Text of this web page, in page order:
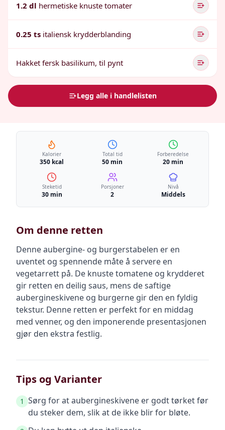
1.2 dl hermetiske knuste tomater
0.25 ts italiensk krydderblanding
Hakket fersk basilikum, til pynt
Legg alle i handlelisten
Kalorier
350 kcal
Total tid
50 min
Forberedelse
20 min
Steketid
30 min
Porsjoner
2
Nivå
Middels
Om denne retten
Denne aubergine- og burgerstabelen er en
uventet og spennende måte å servere en
vegetarrett på. De knuste tomatene og krydderet
gir retten en deilig saus, mens de saftige
aubergineskivene og burgerne gir den en fyldig
tekstur. Denne retten er perfekt for en middag
med venner, og den imponerende presentasjonen
gjør den ekstra festlig.
Tips og Varianter
1 Sørg for at aubergineskivene er godt tørket før
du steker dem, slik at de ikke blir for bløte.